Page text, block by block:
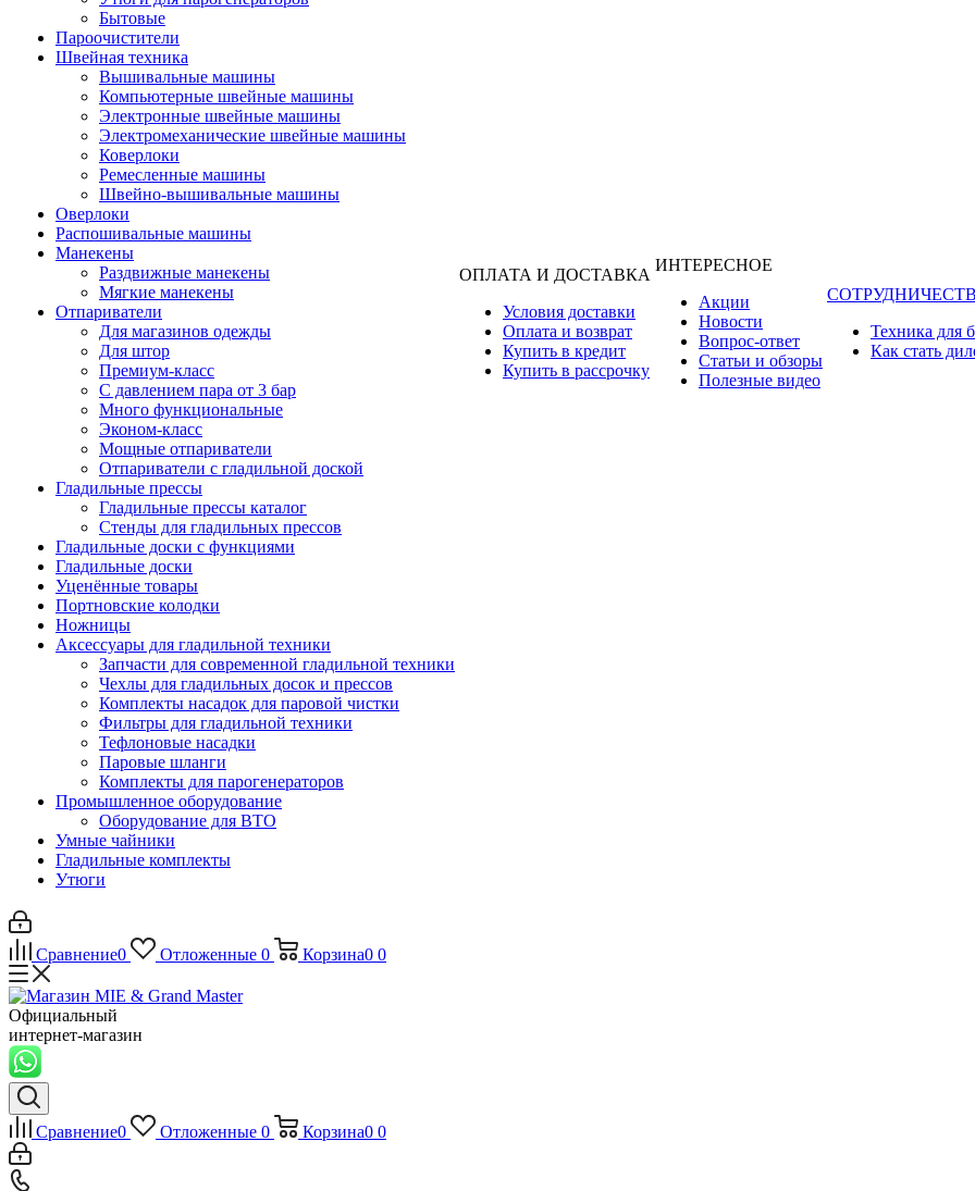
Бытовые
Пароочистители
Швейная техника
Вышивальные машины
Компьютерные швейные машины
Электронные швейные машины
Электромеханические швейные машины
Коверлоки
Ремесленные машины
Швейно-вышивальные машины
Оверлоки
Распошивальные машины
Манекены
Раздвижные манекены
Мягкие манекены
Отпариватели
Для магазинов одежды
Для штор
Премиум-класс
С давлением пара от 3 бар
Много функциональные
Эконом-класс
Мощные отпариватели
Отпариватели с гладильной доской
Гладильные прессы
Гладильные прессы каталог
Стенды для гладильных прессов
Гладильные доски с функциями
Гладильные доски
Уценённые товары
Портновские колодки
Ножницы
Аксессуары для гладильной техники
Запчасти для современной гладильной техники
Чехлы для гладильных досок и прессов
Комплекты насадок для паровой чистки
Фильтры для гладильной техники
Тефлоновые насадки
Паровые шланги
Комплекты для парогенераторов
Промышленное оборудование
Оборудование для ВТО
Умные чайники
Гладильные комплекты
Утюги
ОПЛАТА И ДОСТАВКА
Условия доставки
Оплата и возврат
Купить в кредит
Купить в рассрочку
ИНТЕРЕСНОЕ
Акции
Новости
Вопрос-ответ
Статьи и обзоры
Полезные видео
Техника для
Как стать
Сравнение0 Отложенные 0 Корзина0 0
Официальный
интернет-магазин
Сравнение0 Отложенные 0 Корзина0 0